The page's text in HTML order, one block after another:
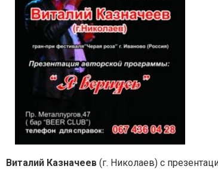
Виталий Казначеев (г. Николаев) с